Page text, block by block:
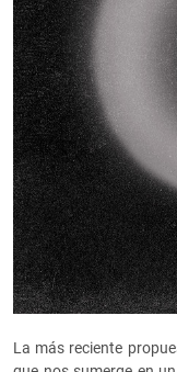
La más reciente